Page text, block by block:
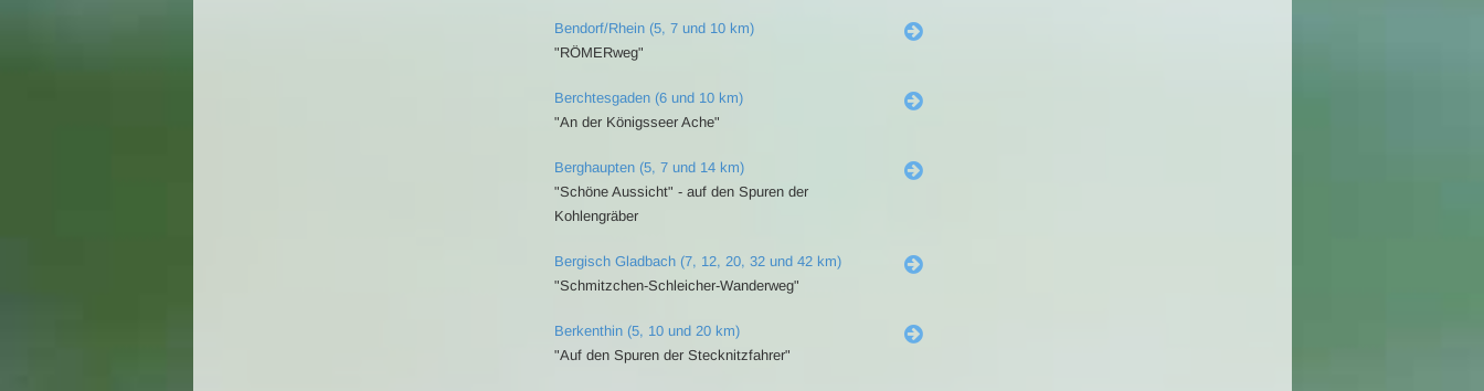
Bendorf/Rhein (5, 7 und 10 km)
"RÖMERweg"
Berchtesgaden (6 und 10 km)
"An der Königsseer Ache"
Berghaupten (5, 7 und 14 km)
"Schöne Aussicht" - auf den Spuren der
Kohlengräber
Bergisch Gladbach (7, 12, 20, 32 und 42 km)
"Schmitzchen-Schleicher-Wanderweg"
Berkenthin (5, 10 und 20 km)
"Auf den Spuren der Stecknitzfahrer"